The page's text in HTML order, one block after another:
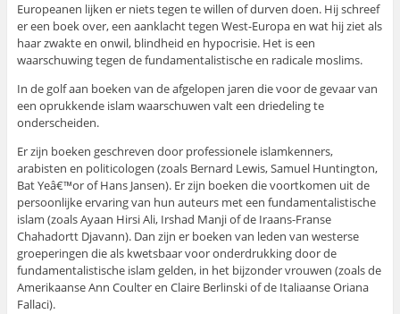
Europeanen lijken er niets tegen te willen of durven doen. Hij schreef
er een boek over, een aanklacht tegen West-Europa en wat hij ziet als
haar zwakte en onwil, blindheid en hypocrisie. Het is een
waarschuwing tegen de fundamentalistische en radicale moslims.
In de golf aan boeken van de afgelopen jaren die voor de gevaar van
een oprukkende islam waarschuwen valt een driedeling te
onderscheiden.
Er zijn boeken geschreven door professionele islamkenners,
arabisten en politicologen (zoals Bernard Lewis, Samuel Huntington,
Bat Yeâ€™or of Hans Jansen). Er zijn boeken die voortkomen uit de
persoonlijke ervaring van hun auteurs met een fundamentalistische
islam (zoals Ayaan Hirsi Ali, Irshad Manji of de Iraans-Franse
Chahadortt Djavann). Dan zijn er boeken van leden van westerse
groeperingen die als kwetsbaar voor onderdrukking door de
fundamentalistische islam gelden, in het bijzonder vrouwen (zoals de
Amerikaanse Ann Coulter en Claire Berlinski of de Italiaanse Oriana
Fallaci).